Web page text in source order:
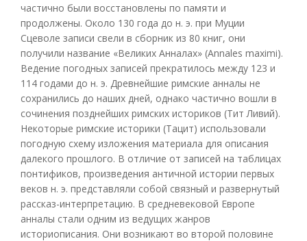
частично были восстановлены по памяти и
продолжены. Около 130 года до н. э. при Муции
Сцеволе записи свели в сборник из 80 книг, они
получили название «Великих Анналах» (Annales maximi).
Ведение погодных записей прекратилось между 123 и
114 годами до н. э. Древнейшие римские анналы не
сохранились до наших дней, однако частично вошли в
сочинения позднейших римских историков (Тит Ливий).
Некоторые римские историки (Тацит) использовали
погодную схему изложения материала для описания
далекого прошлого. В отличие от записей на таблицах
понтификов, произведения античной истории первых
веков н. э. представляли собой связный и развернутый
рассказ-интерпретацию. В средневековой Европе
анналы стали одним из ведущих жанров
историописания. Они возникают во второй половине